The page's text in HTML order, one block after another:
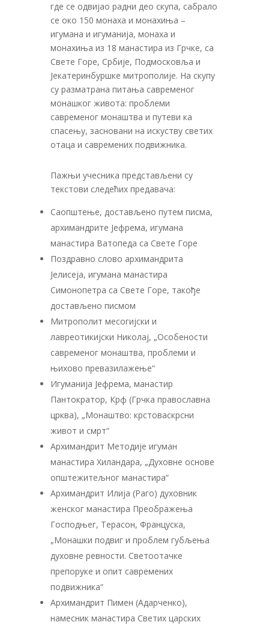
где се одвијао радни део скупа, сабрало
се око 150 монаха и монахиња –
игумана и игуманија, монаха и
монахиња из 18 манастира из Грчке, са
Свете Горе, Србије, Подмосковља и
Јекатеринбуршке митрополије. На скупу
су разматрана питања савременог
монашког живота: проблеми
савременог монаштва и путеви ка
спасењу, засновани на искуству светих
отаца и савремених подвижника.
Пажњи учесника представљени су
текстови следећих предавача:
Саопштење, достављено путем писма,
архимандрите Јефрема, игумана
манастира Ватопеда са Свете Горе
Поздравно слово архимандрита
Јелисеја, игумана манастира
Симонопетра са Свете Горе, такође
достављено писмом
Митрополит месогијски и
лавреотикијски Николај, „Особености
савременог монаштва, проблеми и
њихово превазилажење“
Игуманија Јефрема, манастир
Пантократор, Крф (Грчка православна
црква), „Монаштво: крстоваскрсни
живот и смрт“
Архимандрит Методије игуман
манастира Хиландара, „Духовне основе
општежитељног манастира“
Архимандрит Илија (Раго) духовник
женског манастира Преображења
Господњег, Терасон, Француска,
„Монашки подвиг и проблем губљења
духовне ревности. Светоотачке
препоруке и опит савремених
подвижника“
Архимандрит Пимен (Адарченко),
намесник манастира Светих царских